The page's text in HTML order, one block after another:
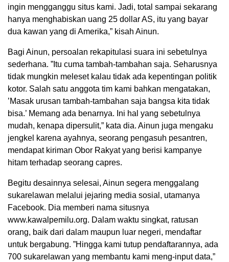
ingin mengganggu situs kami. Jadi, total sampai sekarang
hanya menghabiskan uang 25 dollar AS, itu yang bayar
dua kawan yang di Amerika,” kisah Ainun.
Bagi Ainun, persoalan rekapitulasi suara ini sebetulnya
sederhana. ”Itu cuma tambah-tambahan saja. Seharusnya
tidak mungkin meleset kalau tidak ada kepentingan politik
kotor. Salah satu anggota tim kami bahkan mengatakan,
’Masak urusan tambah-tambahan saja bangsa kita tidak
bisa.’ Memang ada benarnya. Ini hal yang sebetulnya
mudah, kenapa dipersulit,” kata dia. Ainun juga mengaku
jengkel karena ayahnya, seorang pengasuh pesantren,
mendapat kiriman Obor Rakyat yang berisi kampanye
hitam terhadap seorang capres.
Begitu desainnya selesai, Ainun segera menggalang
sukarelawan melalui jejaring media sosial, utamanya
Facebook. Dia memberi nama situsnya
www.kawalpemilu.org. Dalam waktu singkat, ratusan
orang, baik dari dalam maupun luar negeri, mendaftar
untuk bergabung. ”Hingga kami tutup pendaftarannya, ada
700 sukarelawan yang membantu kami meng-input data,”